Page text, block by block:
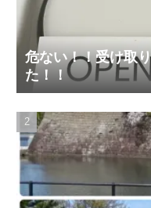
危ない！！受け取
た！！